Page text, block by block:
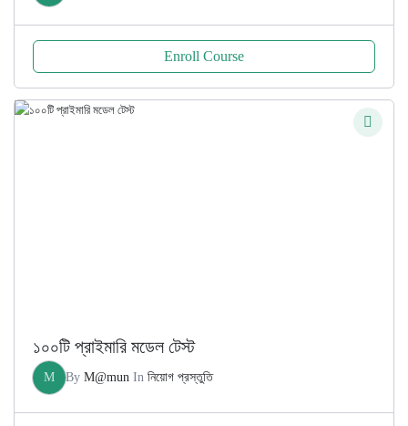
Enroll Course
১০০টি প্রাইমারি মডেল টেস্ট
M By M@mun In নিয়োগ প্রস্তুতি